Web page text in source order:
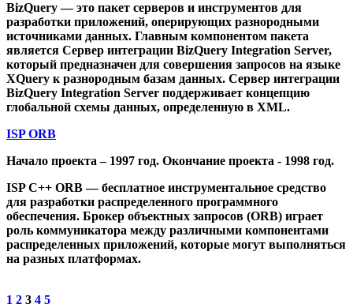
BizQuery — это пакет серверов и инструментов для
разработки приложений, оперирующих разнородными
источниками данных. Главным компонентом пакета
является Сервер интеграции BizQuery Integration Server,
который предназначен для совершения запросов на языке
XQuery к разнородным базам данных. Сервер интеграции
BizQuery Integration Server поддерживает концепцию
глобальной схемы данных, определенную в XML.
ISP ORB
Начало проекта – 1997 год. Окончание проекта - 1998 год.
ISP C++ ORB — бесплатное инструментальное средство
для разработки распределенного программного
обеспечения. Брокер объектных запросов (ORB) играет
роль коммуникатора между различными компонентами
распределенных приложений, которые могут выполняться
на разных платформах.
1 2 3 4 5